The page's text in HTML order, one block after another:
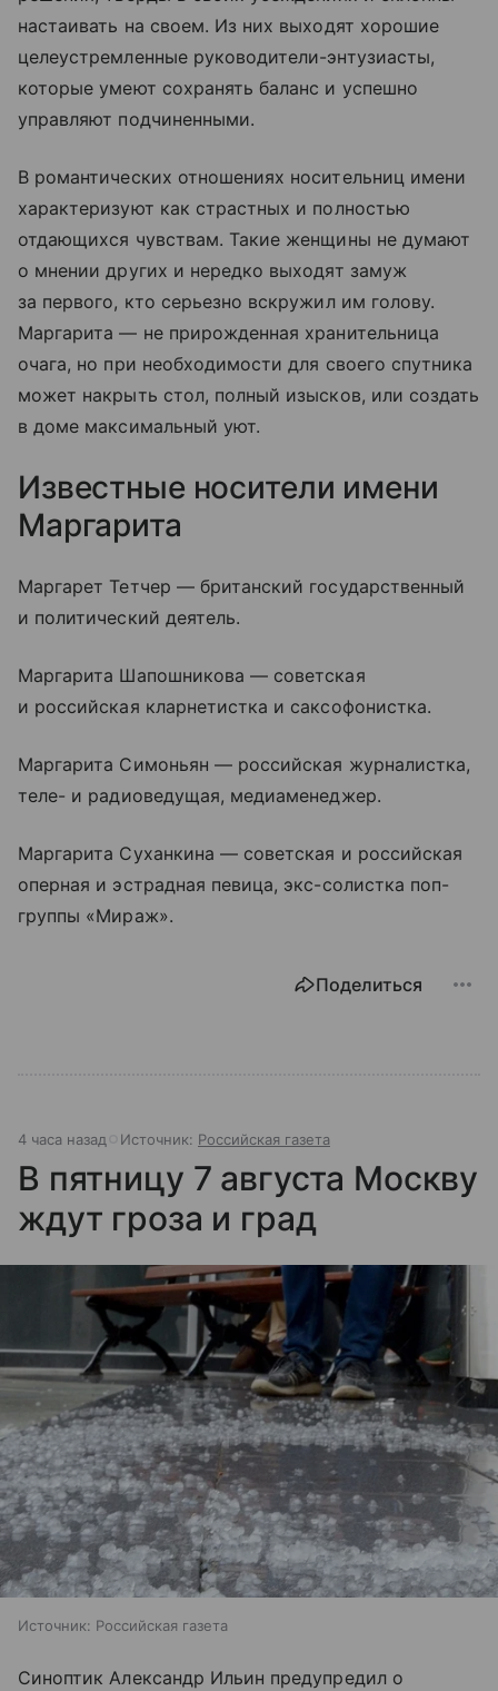
настаивать на своем. Из них выходят хорошие
целеустремленные руководители-энтузиасты,
которые умеют сохранять баланс и успешно
управляют подчиненными.
В романтических отношениях носительниц имени
характеризуют как страстных и полностью
отдающихся чувствам. Такие женщины не думают
о мнении других и нередко выходят замуж
за первого, кто серьезно вскружил им голову.
Маргарита — не прирожденная хранительница
очага, но при необходимости для своего спутника
может накрыть стол, полный изысков, или создать
в доме максимальный уют.
Известные носители имени
Маргарита
Маргарет Тетчер — британский государственный
и политический деятель.
Маргарита Шапошникова — советская
и российская кларнетистка и саксофонистка.
Маргарита Симоньян — российская журналистка,
теле- и радиоведущая, медиаменеджер.
Маргарита Суханкина — советская и российская
оперная и эстрадная певица, экс-солистка поп-
группы «Мираж».
Поделиться
4 часа назад Источник: Российская газета
В пятницу 7 августа Москву
ждут гроза и град
Источник: Российская газета
Синоптик Александр Ильин предупредил о